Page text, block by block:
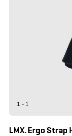
1 - 1
LMX. Ergo Strap